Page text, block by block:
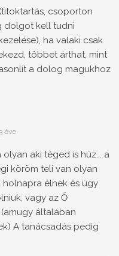
csoporton
dolgot kell tudni
ha valaki csak
többet árthat, mint
a dolog magukhoz
éve
aki téged is húz... a
köröm teli van olyan
élnek és úgy
vagy az Ő
általában
A tanácsadás pedig